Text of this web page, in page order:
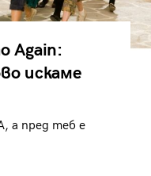
Again:
искаме
а пред теб е